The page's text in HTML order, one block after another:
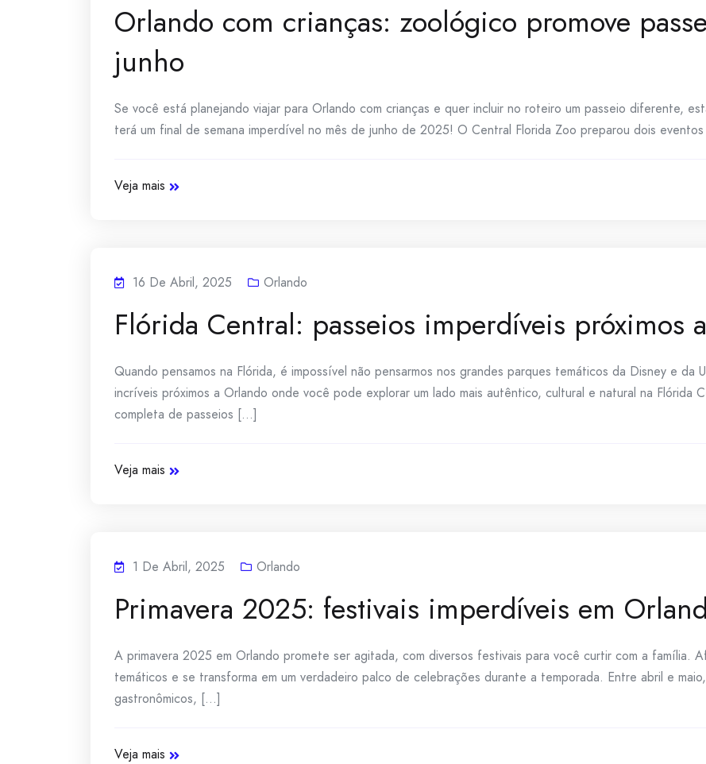
Orlando com crianças: zoológico promove
junho
Se você está planejando viajar para Orlando com crianças e quer incluir no roteiro um passeio diferente,
terá um final de semana imperdível no mês de junho de 2025! O Central Florida Zoo preparou dois
Veja mais
16 De Abril, 2025 Orlando
Flórida Central: passeios imperdíveis próximos
Quando pensamos na Flórida, é impossível não pensarmos nos grandes parques temáticos da Disney e da
incríveis próximos a Orlando onde você pode explorar um lado mais autêntico, cultural e natural na
completa de passeios [...]
Veja mais
1 De Abril, 2025 Orlando
Primavera 2025: festivais imperdíveis em
A primavera 2025 em Orlando promete ser agitada, com diversos festivais para você curtir com a família.
temáticos e se transforma em um verdadeiro palco de celebrações durante a temporada. Entre abril e
gastronômicos, [...]
Veja mais